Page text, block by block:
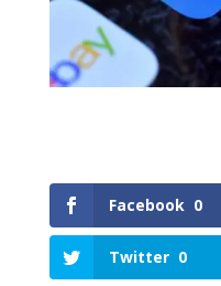
Facebook 0
Twitter 0